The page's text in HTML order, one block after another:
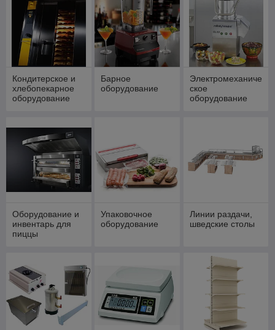
Кондитерское и
хлебопекарное
оборудование
Барное
оборудование
Электромеханиче
ское
оборудование
Оборудование и
инвентарь для
пиццы
Упаковочное
оборудование
Линии раздачи,
шведские столы